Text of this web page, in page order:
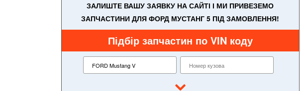
ЗАЛИШТЕ ВАШУ ЗАЯВКУ НА САЙТІ І МИ ПРИВЕЗЕМО
ЗАПЧАСТИНИ ДЛЯ ФОРД МУСТАНГ 5 ПІД ЗАМОВЛЕННЯ!
Підбір запчастин по VIN коду